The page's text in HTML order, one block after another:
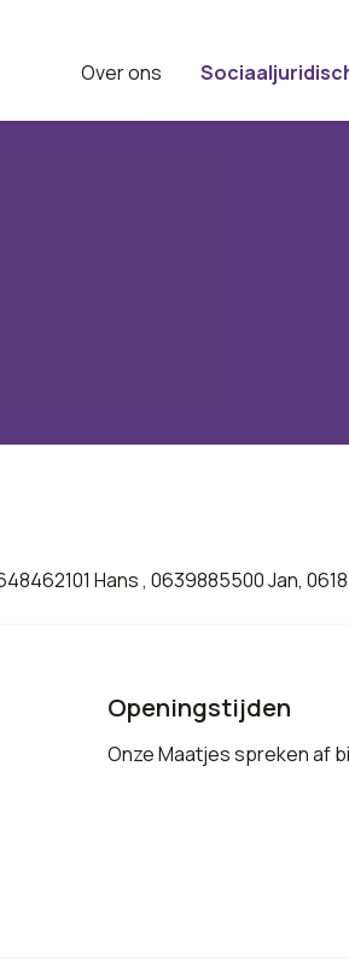
Over ons
Hans , 0639885500 Jan,
Openingstijden
Onze Maatjes spreken af